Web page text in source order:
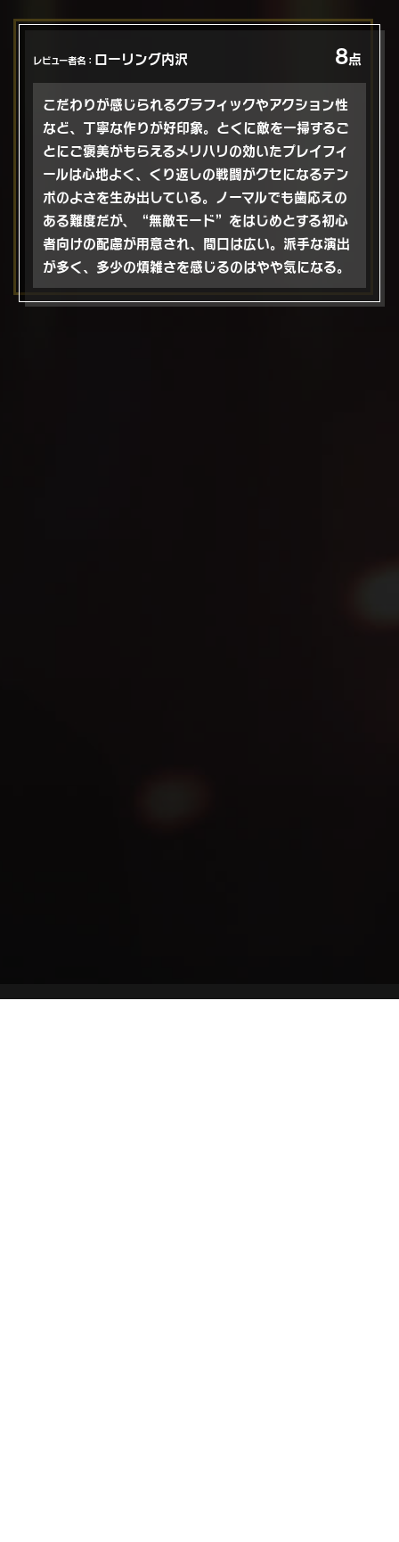
简体中文 繁體中文
レビュー者名： ローリング内沢 8点
こだわりが感じられるグラフィックやアクション性
など、丁寧な作りが好印象。とくに敵を一掃するご
とにご褒美がもらえるメリハリの効いたプレイフィ
ールは心地よく、くり返しの戦闘がクセになるテン
ポのよさを生み出している。ノーマルでも歯応えの
ある難度だが、“無敵モード”をはじめとする初心
者向けの配慮が用意され、間口は広い。派手な演出
が多く、多少の煩雑さを感じるのはやや気になる。